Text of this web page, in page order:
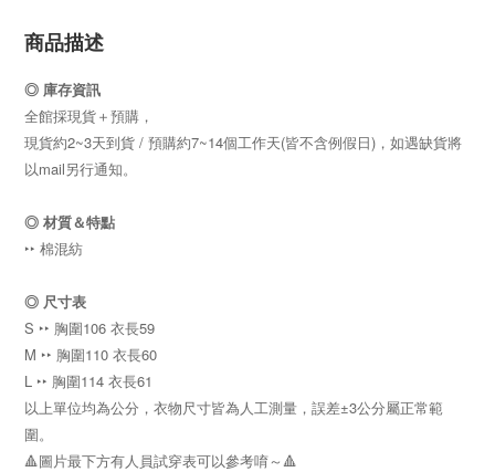
商品描述
◎ 庫存資訊
全館採現貨＋預購，
現貨約2~3天到貨 / 預購約7~14個工作天(皆不含例假日)，如遇缺貨將
以mail另行通知。
◎ 材質＆特點
‣‣ 棉混紡
◎ 尺寸表
S ‣‣ 胸圍106 衣長59
M ‣‣ 胸圍110 衣長60
L ‣‣ 胸圍114 衣長61
以上單位均為公分，衣物尺寸皆為人工測量，誤差±3公分屬正常範
圍。
🔺圖片最下方有人員試穿表可以參考唷～🔺